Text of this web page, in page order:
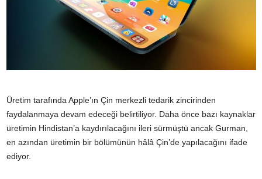
Üretim tarafında Apple’ın Çin merkezli tedarik zincirinden
faydalanmaya devam edeceği belirtiliyor. Daha önce bazı kaynaklar
üretimin Hindistan’a kaydırılacağını ileri sürmüştü ancak Gurman,
en azından üretimin bir bölümünün hâlâ Çin’de yapılacağını ifade
ediyor.